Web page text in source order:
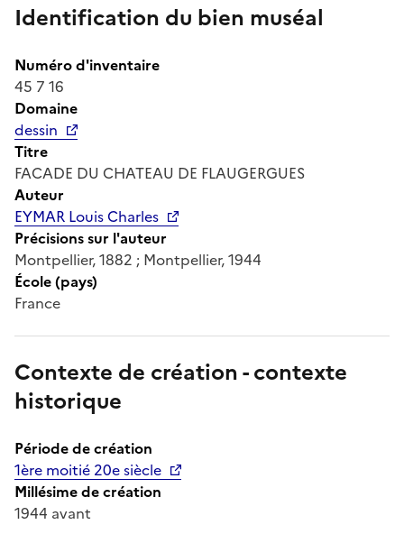
Identification du bien muséal
Numéro d'inventaire
45 7 16
Domaine
dessin
Titre
FACADE DU CHATEAU DE FLAUGERGUES
Auteur
EYMAR Louis Charles
Précisions sur l'auteur
Montpellier, 1882 ; Montpellier, 1944
École (pays)
France
Contexte de création - contexte
historique
Période de création
1ère moitié 20e siècle
Millésime de création
1944 avant